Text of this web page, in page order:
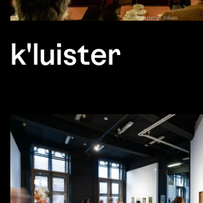
k'luister